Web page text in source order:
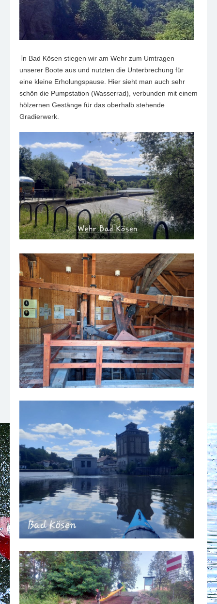
In Bad Kösen stiegen wir am Wehr zum Umtragen
unserer Boote aus und nutzten die Unterbrechung für
eine kleine Erholungspause. Hier sieht man auch sehr
schön die Pumpstation (Wasserrad), verbunden mit einem
hölzernen Gestänge für das oberhalb stehende
Gradierwerk.